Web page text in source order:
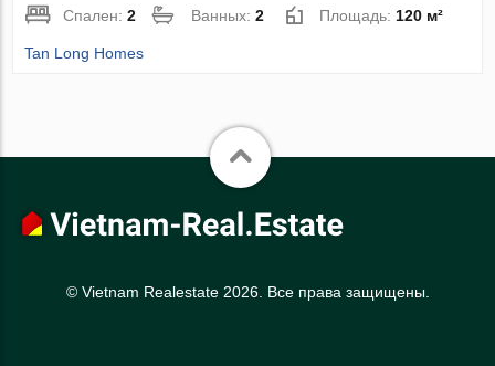
Спален:2 Ванных:2 Площадь: 120 м²
Tan Long Homes
© Vietnam Realestate 2026. Все права защищены.